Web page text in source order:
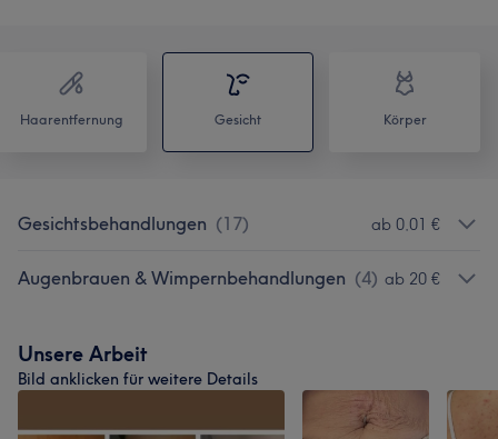
Haarentfernung Gesicht Körper
Gesichtsbehandlungen (17) ab 0,01 €
Augenbrauen & Wimpernbehandlungen (4) ab 20 €
Unsere Arbeit
Bild anklicken für weitere Details